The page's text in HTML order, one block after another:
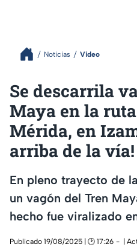
Noticias Video
Se descarrila
Maya en la
Mérida, en
arriba de la vía!
En pleno trayecto de
un vagón del Tren
hecho fue viralizado
Publicado 19/08/2025 | 🕑 17:26
|